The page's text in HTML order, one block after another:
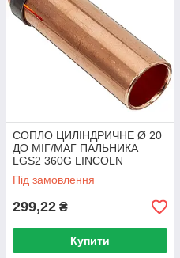
СОПЛО ЦИЛІНДРИЧНЕ Ø 20
ДО МІГ/МАГ ПАЛЬНИКА
LGS2 360G LINCOLN
ELECTRIC
Під замовлення
299,22 ₴
Купити